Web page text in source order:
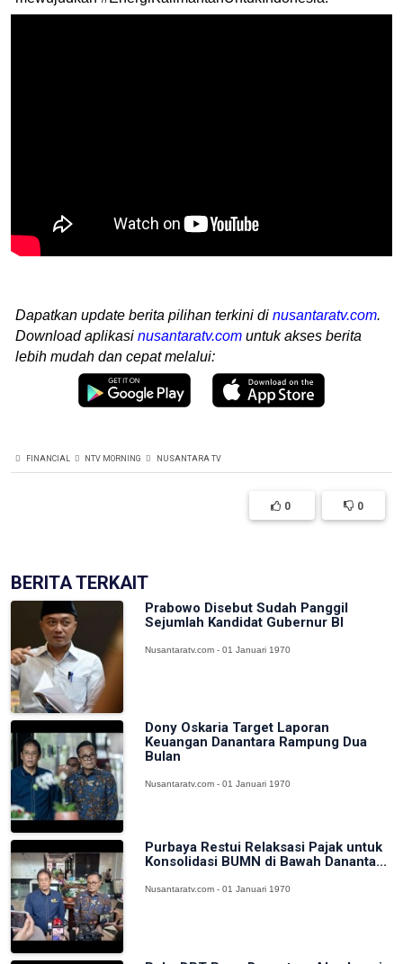
Dapatkan update berita pilihan terkini di nusantaratv.com.
Download aplikasi nusantaratv.com untuk akses berita
lebih mudah dan cepat melalui:
FINANCIAL NTV MORNING NUSANTARA TV
0 0
BERITA TERKAIT
Prabowo Disebut Sudah Panggil
Sejumlah Kandidat Gubernur BI
Nusantaratv.com - 01 Januari 1970
Dony Oskaria Target Laporan
Keuangan Danantara Rampung Dua
Bulan
Nusantaratv.com - 01 Januari 1970
Purbaya Restui Relaksasi Pajak untuk
Konsolidasi BUMN di Bawah Dananta...
Nusantaratv.com - 01 Januari 1970